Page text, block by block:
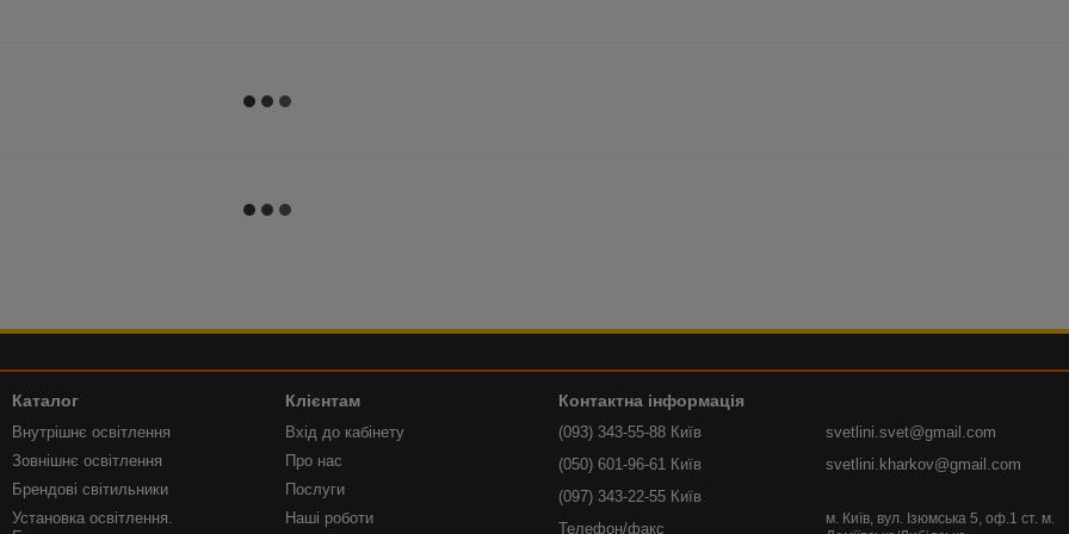
Каталог
Внутрішнє освітлення
Зовнішнє освітлення
Брендові світильники
Установка освітлення.
Клієнтам
Вхід до кабінету
Про нас
Послуги
Наші роботи
Контактна інформація
(093) 343-55-88 Київ
(050) 601-96-61 Київ
(097) 343-22-55 Київ
Телефон/факс
svetlini.svet@gmail.com
svetlini.kharkov@gmail.com
м. Київ, вул. Ізюмська 5, оф.1 ст. м.